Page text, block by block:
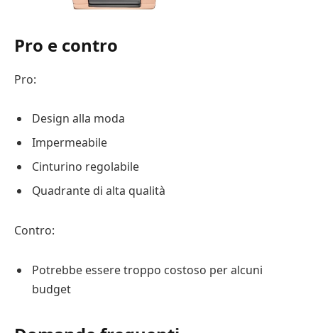
Pro e contro
Pro:
Design alla moda
Impermeabile
Cinturino regolabile
Quadrante di alta qualità
Contro:
Potrebbe essere troppo costoso per alcuni
budget